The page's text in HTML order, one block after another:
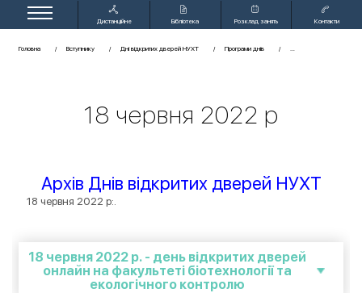
Дистанційне
Бібліотека Розклад занять Контакти
Головна Вступнику Дні відкритих дверей НУХТ Програми днів
18 червня 2022 р
Архів Днів відкритих дверей НУХТ
18 червня 2022 р:.
18 червня 2022 р. - день відкритих дверей
онлайн на факультеті біотехнології та
екологічного контролю